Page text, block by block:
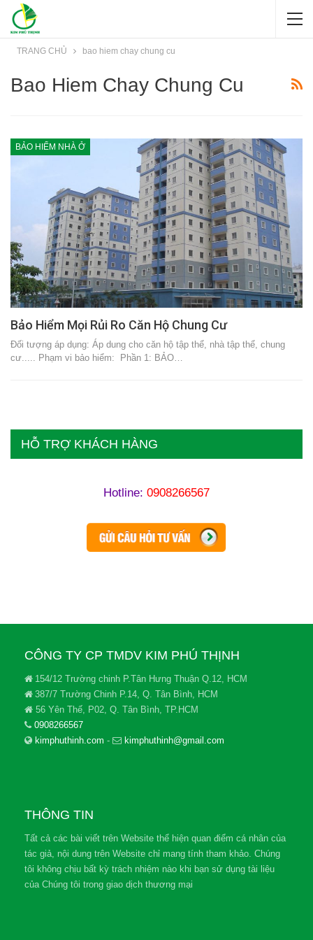
TRANG CHỦ bao hiem chay chung cu
Bao Hiem Chay Chung Cu
BẢO HIỂM NHÀ Ở
Bảo Hiểm Mọi Rủi Ro Căn Hộ Chung Cư
Đối tượng áp dụng: Áp dung cho căn hộ tập thể, nhà tập thể, chung
cư..... Phạm vi bảo hiểm: Phần 1: BẢO…
HỖ TRỢ KHÁCH HÀNG
Hotline: 0908266567
CÔNG TY CP TMDV KIM PHÚ THỊNH
154/12 Trường chinh P.Tân Hưng Thuận Q.12, HCM
387/7 Trường Chinh P.14, Q. Tân Bình, HCM
56 Yên Thế, P02, Q. Tân Bình, TP.HCM
0908266567
kimphuthinh.com - kimphuthinh@gmail.com
THÔNG TIN
Tất cả các bài viết trên Website thể hiện quan điểm cá nhân của
tác giả, nội dung trên Website chỉ mang tính tham khảo. Chúng
tôi không chịu bất kỳ trách nhiệm nào khi bạn sử dụng tài liệu
của Chúng tôi trong giao dịch thương mại